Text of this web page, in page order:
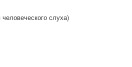
слуха)